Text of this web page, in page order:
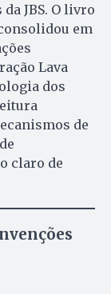
JBS. O livro
em
Lava
dos
de
claro de